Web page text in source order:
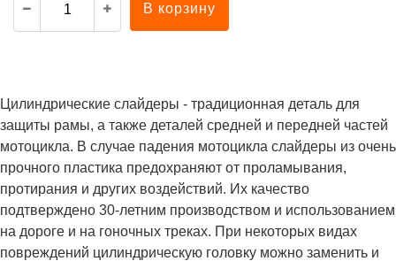
В корзину
Цилиндрические слайдеры - традиционная деталь для
защиты рамы, а также деталей средней и передней частей
мотоцикла. В случае падения мотоцикла слайдеры из очень
прочного пластика предохраняют от проламывания,
протирания и других воздействий. Их качество
подтверждено 30-летним производством и использованием
на дороге и на гоночных треках. При некоторых видах
повреждений цилиндрическую головку можно заменить и